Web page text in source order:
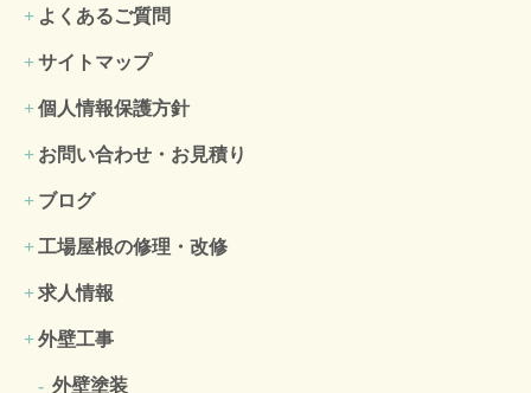
よくあるご質問
サイトマップ
個人情報保護方針
お問い合わせ・お見積り
ブログ
工場屋根の修理・改修
求人情報
外壁工事
外壁塗装